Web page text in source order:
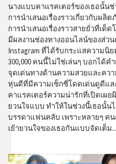
นางแบบคาแรคเตอร์ของเธอนั้นช่
การนำเสนอเรื่องราวเกี่ยวกับผ
การนำเสนอเรื่องราวสายยั่วที่เด็
มีผลงานช่องทางออนไลน์ของส่ว
Instagram ที่ได้รับกระแสความนิ
300,000 คนนี้ไม่ใช่เล่นๆ บอกได้
จุดเด่นทางด้านความสวยและคว
หุ่นดีที่มีความเซ็กซี่โดดเด่นดูดีแล
คาแรคเตอร์ความน่ารักที่เปิดเผย
ยวนใจแบบ ทำให้ในช่วงนี้เธอนั้น
บรรดาแฟนคลับ เพราะหลายๆ ค
เย้ายวนใจของเธอกันแบบจัดเต็ม...